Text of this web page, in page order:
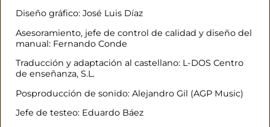
Diseño gráfico: José Luis Díaz
Asesoramiento, jefe de control de calidad y diseño del
manual: Fernando Conde
Traducción y adaptación al castellano: L-DOS Centro
de enseñanza, S.L.
Posproducción de sonido: Alejandro Gil (AGP Music)
Jefe de testeo: Eduardo Báez